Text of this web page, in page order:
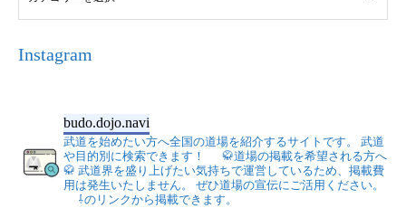
Instagram
budo.dojo.navi
武道を始めたい方へ全国の道場を紹介するサイトです。
武道
や目的別に検索できます！
🥋道場の掲載を希望される方へ
🥋 武道界を盛り上げたい気持ちで運営しているため、掲載費
用は発生いたしません。
ぜひ道場の宣伝にご活用ください。
⇩のリンクから掲載できます。